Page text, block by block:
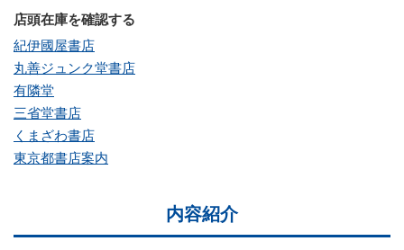
店頭在庫を確認する
紀伊國屋書店
丸善ジュンク堂書店
有隣堂
三省堂書店
くまざわ書店
東京都書店案内
内容紹介